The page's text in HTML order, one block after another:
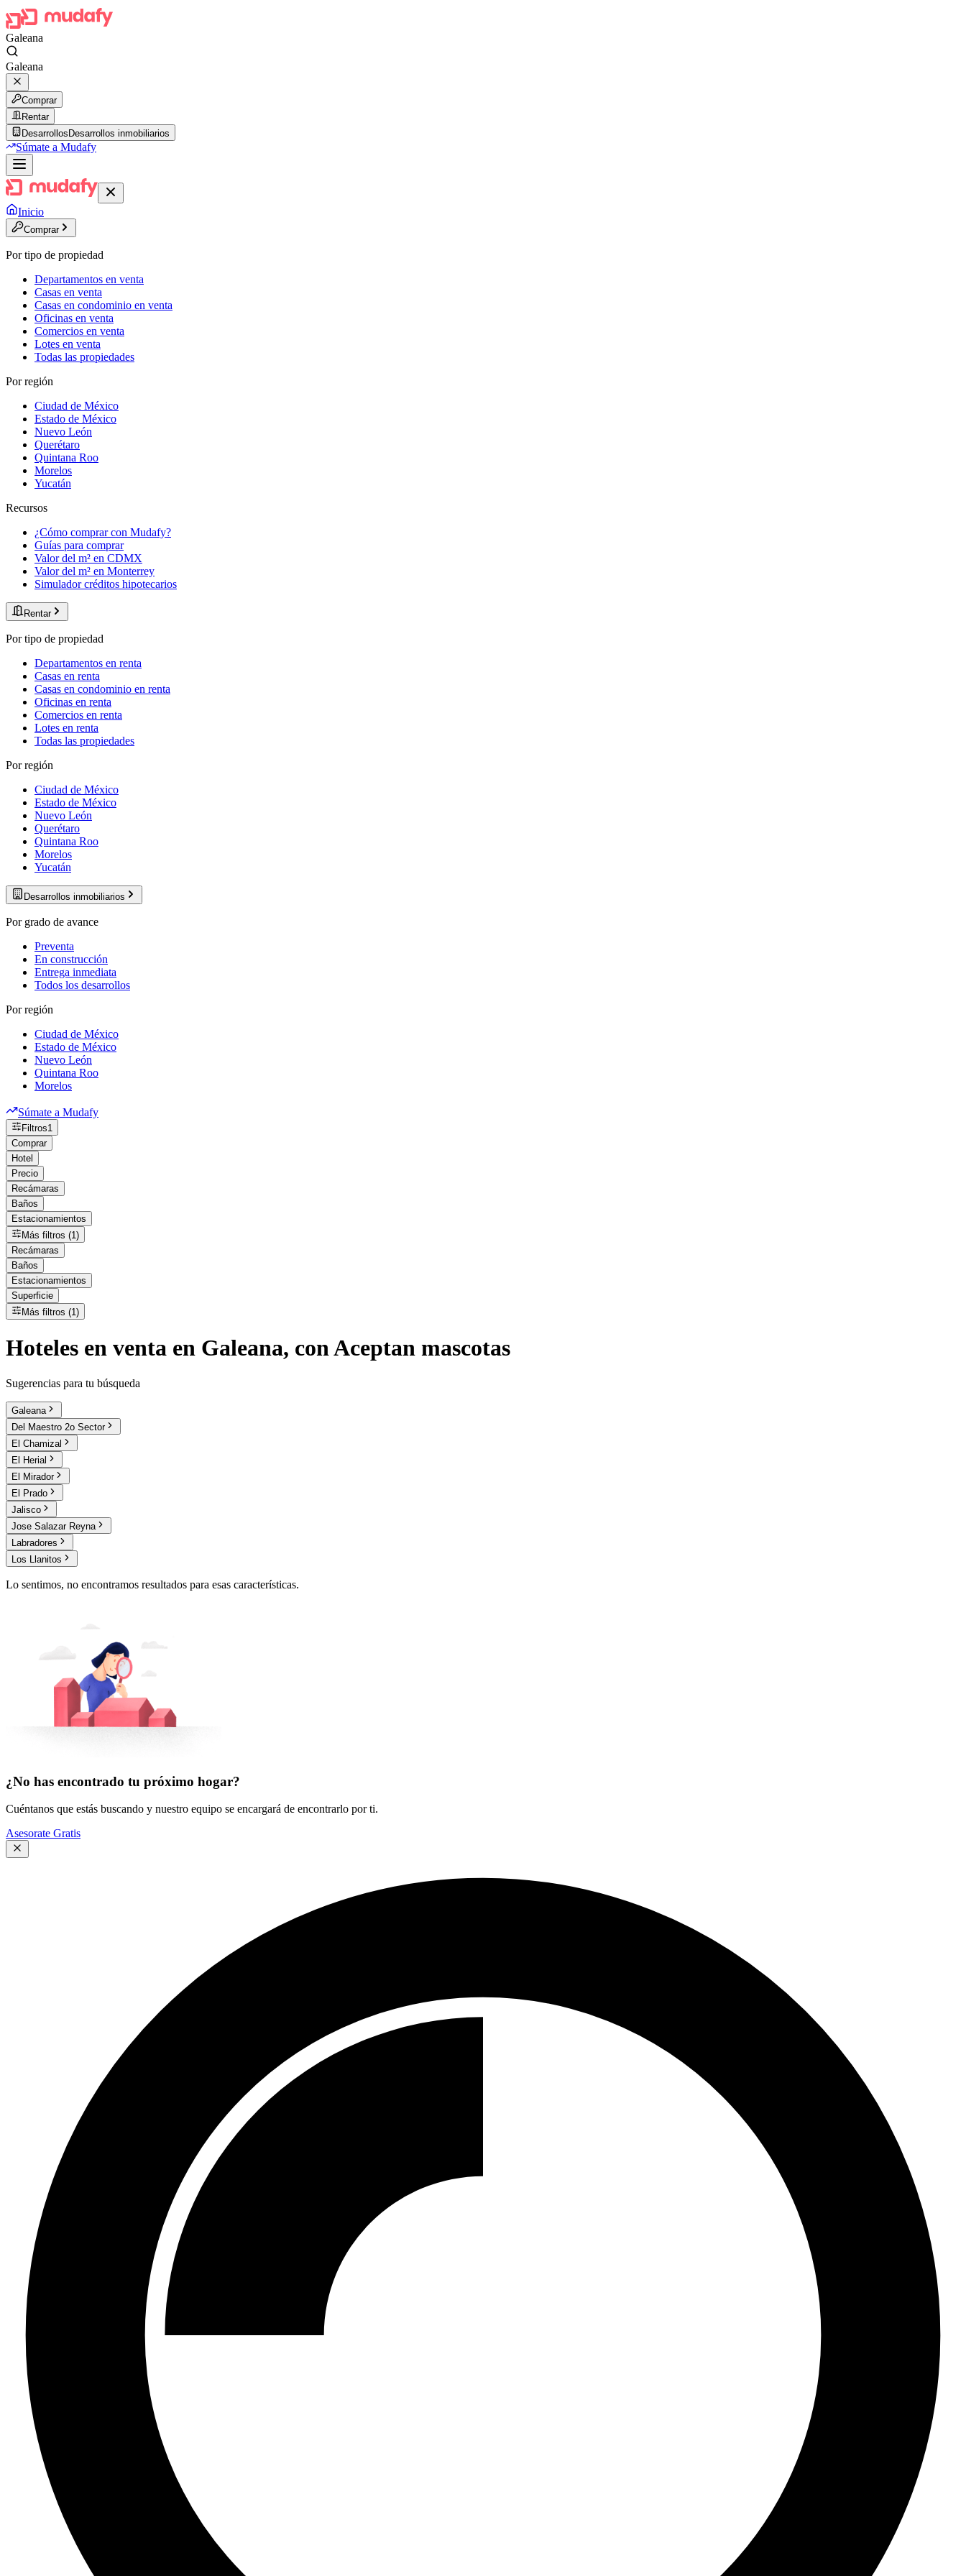
Galeana
Galeana
Comprar
Rentar
Desarrollos Desarrollos inmobiliarios
Súmate a Mudafy
Inicio
Comprar
Por tipo de propiedad
Departamentos en venta
Casas en venta
Casas en condominio en venta
Oficinas en venta
Comercios en venta
Lotes en venta
Todas las propiedades
Por región
Ciudad de México
Estado de México
Nuevo León
Querétaro
Quintana Roo
Morelos
Yucatán
Recursos
¿Cómo comprar con Mudafy?
Guías para comprar
Valor del m² en CDMX
Valor del m² en Monterrey
Simulador créditos hipotecarios
Rentar
Por tipo de propiedad
Departamentos en renta
Casas en renta
Casas en condominio en renta
Oficinas en renta
Comercios en renta
Lotes en renta
Todas las propiedades
Por región
Ciudad de México
Estado de México
Nuevo León
Querétaro
Quintana Roo
Morelos
Yucatán
Desarrollos inmobiliarios
Por grado de avance
Preventa
En construcción
Entrega inmediata
Todos los desarrollos
Por región
Ciudad de México
Estado de México
Nuevo León
Quintana Roo
Morelos
Súmate a Mudafy
Filtros1
Comprar
Hotel
Precio
Recámaras
Baños
Estacionamientos
Más filtros (1)
Recámaras
Baños
Estacionamientos
Superficie
Más filtros (1)
Hoteles en venta en Galeana, con Aceptan mascotas
Sugerencias para tu búsqueda
Galeana
Del Maestro 2o Sector
El Chamizal
El Herial
El Mirador
El Prado
Jalisco
Jose Salazar Reyna
Labradores
Los Llanitos
Lo sentimos, no encontramos resultados para esas características.
¿No has encontrado tu próximo hogar?
Cuéntanos que estás buscando y nuestro equipo se encargará de encontrarlo por ti.
Asesorate Gratis